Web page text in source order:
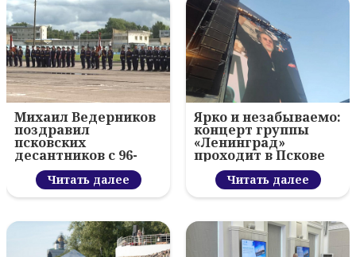
Михаил Ведерников
поздравил
псковских
десантников с 96-
летием ВДВ и
вручил награды
Читать далее
Ярко и незабываемо:
концерт группы
«Ленинград»
проходит в Пскове
Читать далее